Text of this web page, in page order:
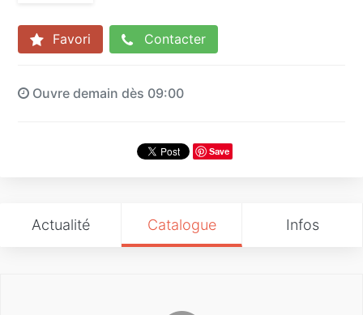
Favori Contacter
Ouvre demain dès 09:00
Save
Actualité Catalogue Infos